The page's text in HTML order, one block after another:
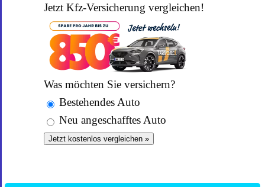
Jetzt Kfz-Versicherung vergleichen!
Was möchten Sie versichern?
Bestehendes Auto
Neu angeschafftes Auto
Jetzt kostenlos vergleichen »